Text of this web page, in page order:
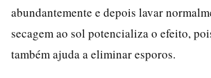
abundantemente e depois lavar
secagem ao sol potencializa o efeito,
também ajuda a eliminar esporos.